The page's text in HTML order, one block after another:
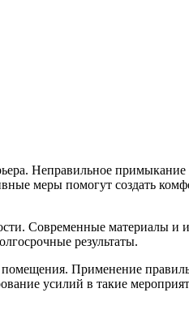
Неправильное
меры помогут создать
Современные материалы и
результаты.
Применение
усилий в такие